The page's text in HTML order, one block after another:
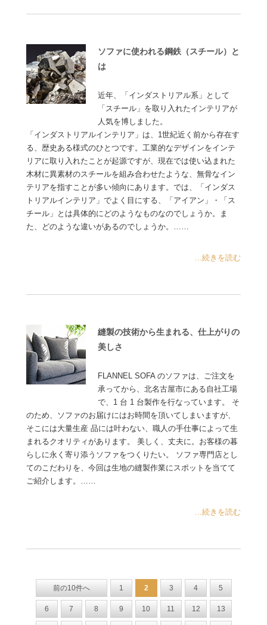
ソファに使われる鋼鉄（スチール）と
は
近年、「インダストリアル系」として
「スチール」を取り入れたインテリアが
人気を博しました。
「インダストリアルインテリア」は、1世紀近く前から存在す
る、歴史ある様式のひとつです。工業的なデザインをインテ
リアに取り入れたことが起源ですが、現在では使い込まれた
木材に異素材のスチールを組み合わせたような、無骨なイン
テリアを指すことが多い傾向にあります。では、「インダス
トリアルインテリア」でよく目にする、「アイアン」・「ス
チール」とは具体的にどのようなものなのでしょうか。ま
た、どのような違いがあるのでしょうか。……
...続きを読む
縫製の技術から生まれる、仕上がりの
美しさ
FLANNEL SOFA のソファは、ご注文を
承ってから、北名古屋市にある自社工場
で、1 台 1 台製作を行なっています。 そ
のため、ソファのお届けにはお時間を頂いてしまいますが、
そこには大量生産 品には叶わない、職人の手仕事によって生
まれるクオリティがあります。 美しく、丈夫に。お客様の暮
らしに永く寄り添うソファをつくりたい。 ソファ専門店とし
てのこだわりを、今回は生地の縫製作業にスポットを当てて
ご紹介します。……
...続きを読む
前の10件へ 1 2 3 4 5
6 7 8 9 10 11 12 13